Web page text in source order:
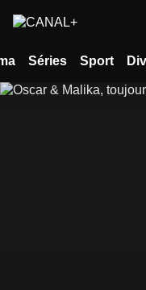
Séries Sport